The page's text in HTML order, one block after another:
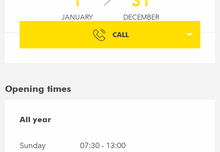
JANUARY DECEMBER
CALL
Opening times
All year
All year
Sunday 07:30 - 13:00